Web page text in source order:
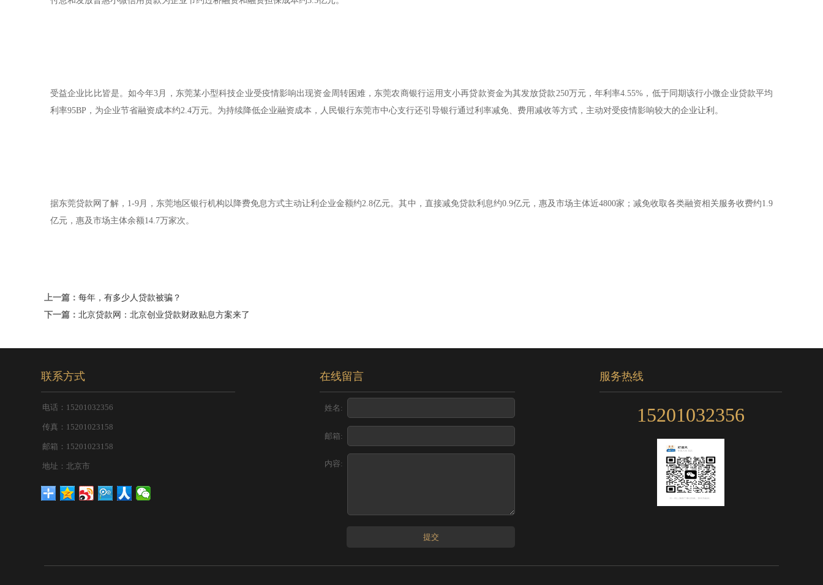
受益企业比比皆是。如今年3月，东莞某小型科技企业受疫情影响出现资金周转困难，东莞农商银行运用支小再贷款资金为其发放贷款250万元，年利率4.55%，低于同期该行小微企业贷款平均
利率95BP，为企业节省融资成本约2.4万元。为持续降低企业融资成本，人民银行东莞市中心支行还引导银行通过利率减免、费用减收等方式，主动对受疫情影响较大的企业让利。
据东莞贷款网了解，1-9月，东莞地区银行机构以降费免息方式主动让利企业金额约2.8亿元。其中，直接减免贷款利息约0.9亿元，惠及市场主体近4800家；减免收取各类融资相关服务收费约1.9
亿元，惠及市场主体余额14.7万家次。
上一篇： 每年，有多少人贷款被骗？
下一篇： 北京贷款网：北京创业贷款财政贴息方案来了
联系方式
电话：15201032356
传真：15201023158
邮箱：15201023158
地址：北京市
在线留言
姓名:
邮箱:
内容:
提交
服务热线
15201032356